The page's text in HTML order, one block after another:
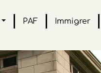
PAF Immigrer